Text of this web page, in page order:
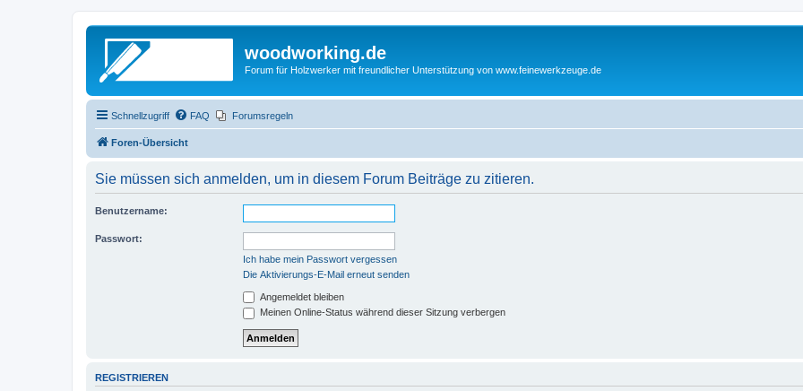
woodworking.de
Forum für Holzwerker mit freundlicher Unterstützung von www.feinewerkzeuge.de
Schnellzugriff FAQ Forumsregeln
Foren-Übersicht
Sie müssen sich anmelden, um in diesem Forum Beiträge zu zitieren.
Benutzername:
Passwort:
Ich habe mein Passwort vergessen
Die Aktivierungs-E-Mail erneut senden
Angemeldet bleiben
Meinen Online-Status während dieser Sitzung verbergen
REGISTRIEREN